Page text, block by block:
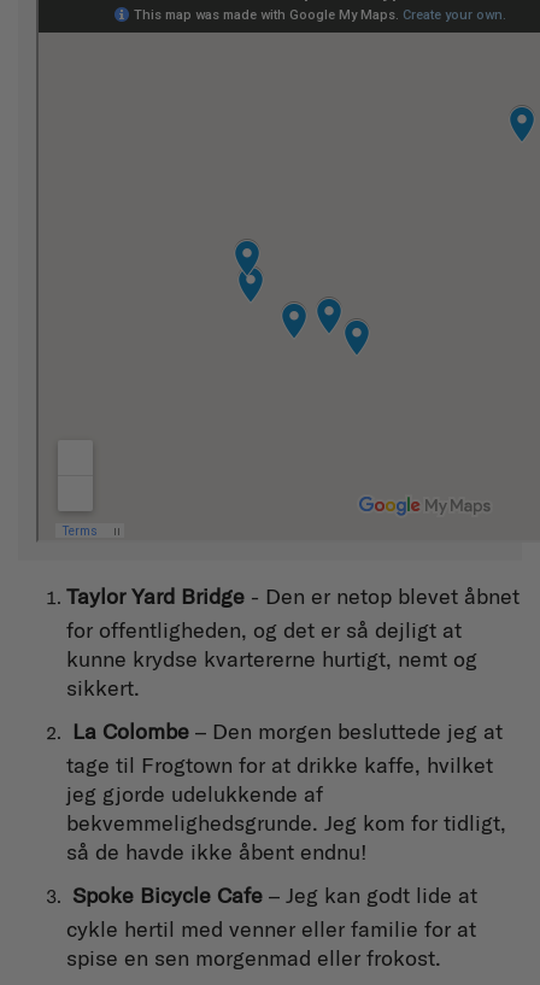
Taylor Yard Bridge - Den er netop blevet åbnet
for offentligheden, og det er så dejligt at
kunne krydse kvartererne hurtigt, nemt og
sikkert.
La Colombe – Den morgen besluttede jeg at
tage til Frogtown for at drikke kaffe, hvilket
jeg gjorde udelukkende af
bekvemmelighedsgrunde. Jeg kom for tidligt,
så de havde ikke åbent endnu!
Spoke Bicycle Cafe – Jeg kan godt lide at
cykle hertil med venner eller familie for at
spise en sen morgenmad eller frokost.